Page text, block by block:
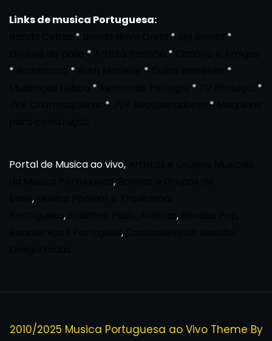
Links de musica Portuguesa:
* *
*
* *
*
* *
*
* *
*
* *
Portal de Musica ao vivo,
,
,
, ,
,
2010/2025 Musica Portuguesa ao Vivo Theme By